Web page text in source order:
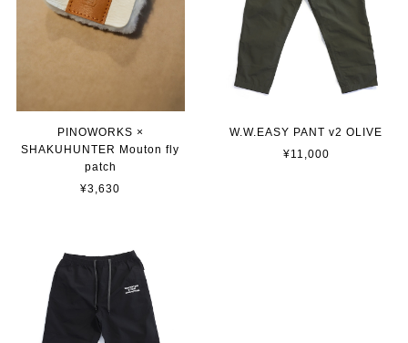
PINOWORKS ×
SHAKUHUNTER Mouton fly
patch
¥3,630
W.W.EASY PANT v2 OLIVE
¥11,000